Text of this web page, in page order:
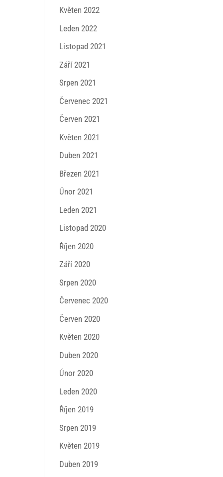
Květen 2022
Leden 2022
Listopad 2021
Září 2021
Srpen 2021
Červenec 2021
Červen 2021
Květen 2021
Duben 2021
Březen 2021
Únor 2021
Leden 2021
Listopad 2020
Říjen 2020
Září 2020
Srpen 2020
Červenec 2020
Červen 2020
Květen 2020
Duben 2020
Únor 2020
Leden 2020
Říjen 2019
Srpen 2019
Květen 2019
Duben 2019